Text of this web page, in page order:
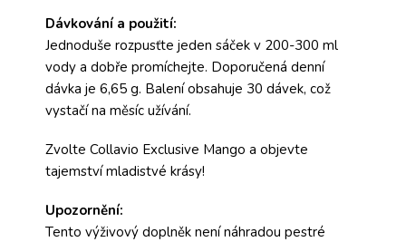
Dávkování a použití:
Jednoduše rozpusťte jeden sáček v 200-300 ml
vody a dobře promíchejte. Doporučená denní
dávka je 6,65 g. Balení obsahuje 30 dávek, což
vystačí na měsíc užívání.
Zvolte Collavio Exclusive Mango a objevte
tajemství mladistvé krásy!
Upozornění:
Tento výživový doplněk není náhradou pestré